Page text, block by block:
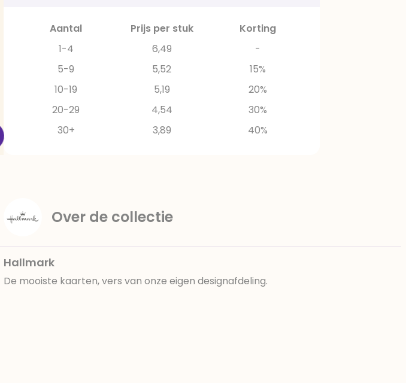
Aantal Prijs per stuk
Korting
1-4
6,49
-
5-9
5,52
15%
10-19
5,19
20%
20-29
4,54
30%
30+
3,89 40%
Over de collectie
Hallmark
De mooiste kaarten, vers van onze eigen designafdeling.